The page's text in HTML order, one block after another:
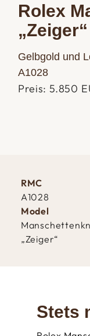
Rolex
„Zeiger“
Gelbgold und
A1028
Preis: 5.850
RMC
A1028
Model
„Zeiger“
Stets